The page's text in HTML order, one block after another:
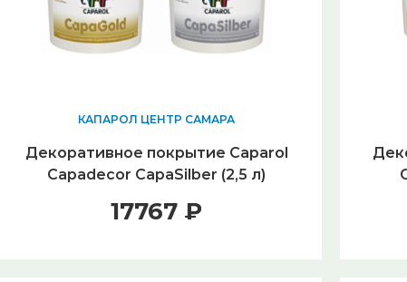
КАПАРОЛ ЦЕНТР САМАРА
Декоративное покрытие Caparol
Capadecor CapaSilber (2,5 л)
17767 ₽